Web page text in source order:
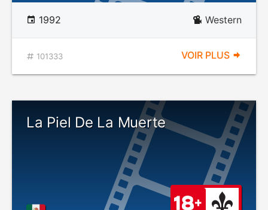
1992 Western
101333 VOIR PLUS
La Piel De La Muerte